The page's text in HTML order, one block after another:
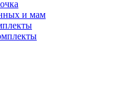
и мам